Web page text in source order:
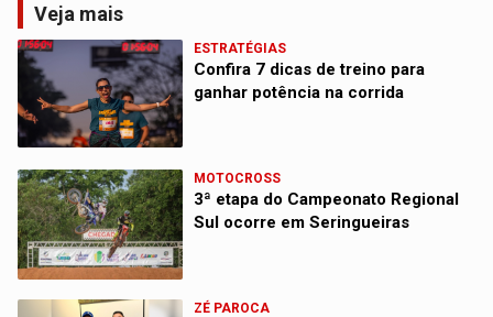
Veja mais
ESTRATÉGIAS
Confira 7 dicas de treino para
ganhar potência na corrida
MOTOCROSS
3ª etapa do Campeonato Regional
Sul ocorre em Seringueiras
ZÉ PAROCA